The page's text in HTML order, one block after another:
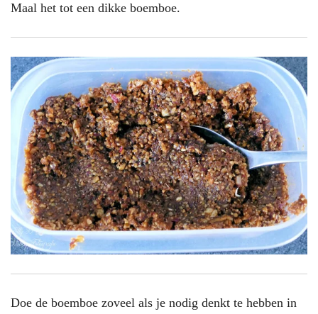
Maal het tot een dikke boemboe.
Doe de boemboe zoveel als je nodig denkt te hebben in